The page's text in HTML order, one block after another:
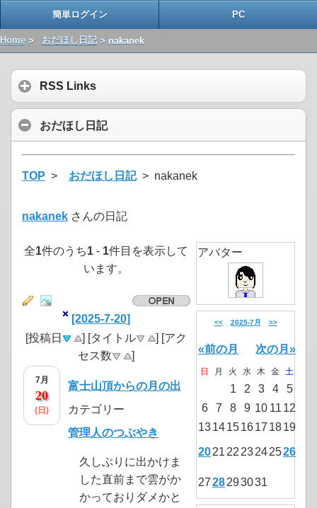
簡単ログイン PC
Home > おだほし日記> nakanek
RSS Links
おだほし日記
TOP > おだほし日記> nakanek
nakanek さんの日記
全1件のうち1 - 1件目を表示して
います。
[2025-7-20]
[投稿日
] [タイトル
] [アク
セス数
]
7月
20
(日)
富士山頂からの月の出
カテゴリー
管理人のつぶやき
久しぶりに出かけま
した直前まで雲がか
かっておりダメかと
アバター
<< 2025-7月 >>
«前の月 次の月»
日 月 火 水 木 金 土
1 2 3 4
5
6
7 8 9 10 11 12
1314151617 1819
2021 22 23242526
2728293031